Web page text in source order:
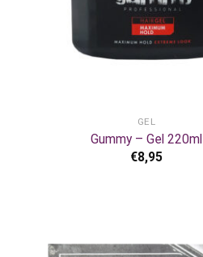
GEL
Gummy – Gel 220ml
€8,95